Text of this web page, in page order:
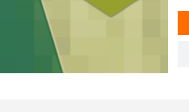
Co nowego?
Cyfrowe